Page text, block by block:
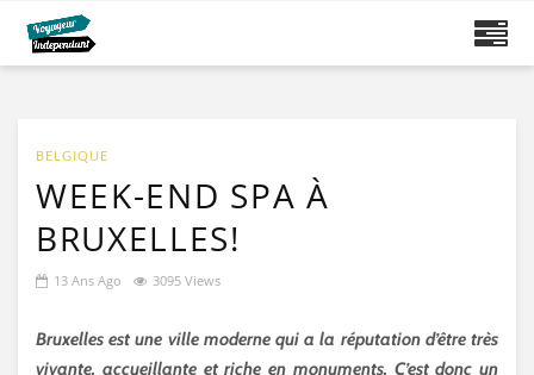
BELGIQUE
WEEK-END SPA À
BRUXELLES!
13 Ans Ago 3095 Views
Bruxelles est une ville moderne qui a la réputation d’être très
vivante, accueillante et riche en monuments. C’est donc un